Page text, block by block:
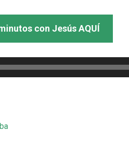
con Jesús AQUÍ